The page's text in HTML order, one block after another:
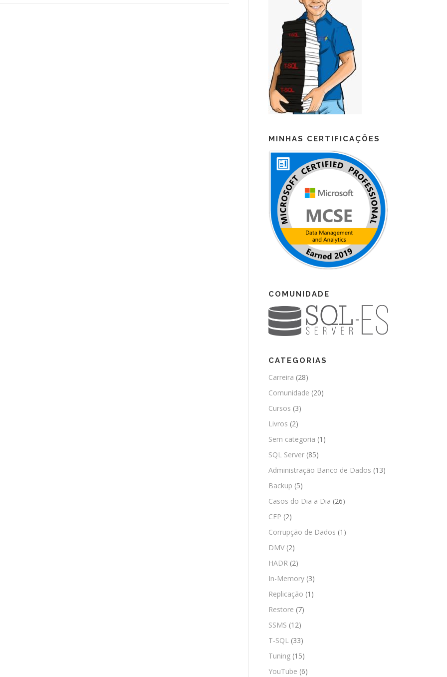
MINHAS CERTIFICAÇÕES
COMUNIDADE
CATEGORIAS
Carreira (28)
Comunidade (20)
Cursos (3)
Livros (2)
Sem categoria (1)
SQL Server (85)
Administração Banco de Dados (13)
Backup (5)
Casos do Dia a Dia (26)
CEP (2)
Corrupção de Dados (1)
DMV (2)
HADR (2)
In-Memory (3)
Replicação (1)
Restore (7)
SSMS (12)
T-SQL (33)
Tuning (15)
YouTube (6)